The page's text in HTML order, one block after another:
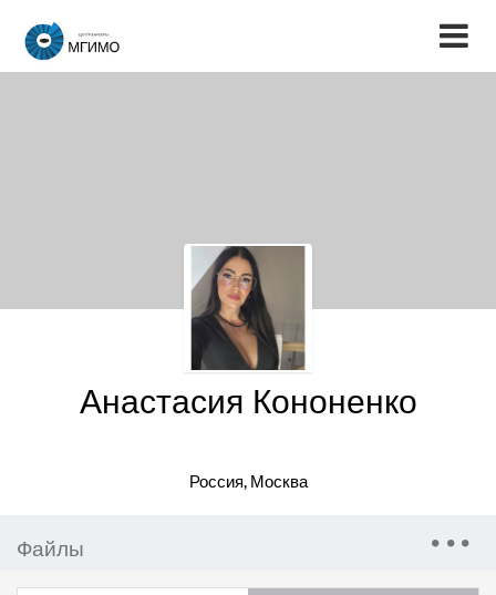
Анастасия Кононенко
Россия, Москва
Файлы